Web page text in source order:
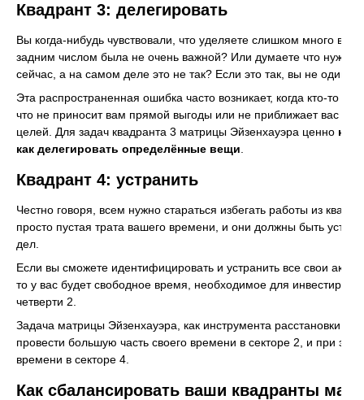
Квадрант 3: делегировать
Вы когда-нибудь чувствовали, что уделяете слишком много
задним числом была не очень важной? Или думаете что нужно
сейчас, а на самом деле это не так? Если это так, вы не
Эта распространенная ошибка часто возникает, когда кто-то
что не приносит вам прямой выгоды или не приближает вас к
целей. Для задач квадранта 3 матрицы Эйзенхауэра ценно
как делегировать определённые вещи
Квадрант 4: устранить
Честно говоря, всем нужно стараться избегать работы из
просто пустая трата вашего времени, и они должны быть
дел.
Если вы сможете идентифицировать и устранить все свои
то у вас будет свободное время, необходимое для
четверти 2.
Задача матрицы Эйзенхауэра, как инструмента расстановки
провести большую часть своего времени в секторе 2, и при
времени в секторе 4.
Как сбалансировать ваши квадранты